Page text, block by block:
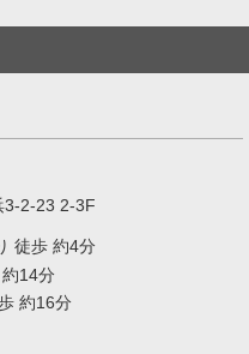
3-2-23 2-3F
徒歩 約4分
14分
約16分